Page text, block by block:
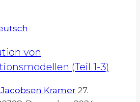
von
(Teil 1-3)
Kramer 27.